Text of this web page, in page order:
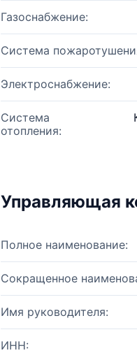
Газоснабжение:
Система
Электроснабжение:
Система
отопления:
Управляющая
Полное наименование:
Сокращенное
Имя руководителя:
ИНН: